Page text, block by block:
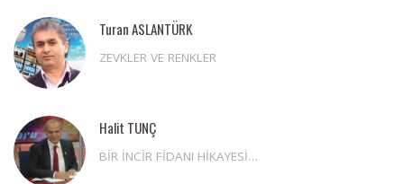
Turan ASLANTÜRK
ZEVKLER VE RENKLER
Halit TUNÇ
BİR İNCİR FİDANI HİKAYESİ…